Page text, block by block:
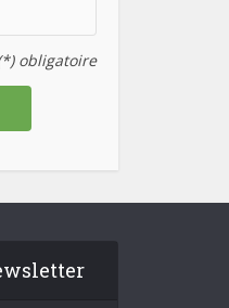
obligatoire